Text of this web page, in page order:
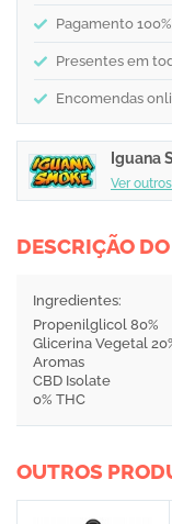
Pagamento
Presentes em
Encomendas
Iguana
Ver
DESCRIÇÃO
Ingredientes:
Propenilglicol 80%
Glicerina Vegetal
Aromas
CBD Isolate
0% THC
OUTROS